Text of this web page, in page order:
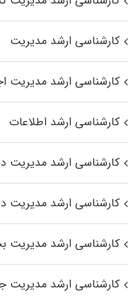
کارشناسی ارشد مدیریت
کارشناسی ارشد مدیریت
کارشناسی ارشد اطلاعات
کارشناسی ارشد مدیریت
کارشناسی ارشد مدیریت
کارشناسی ارشد مدیریت
کارشناسی ارشد مدیریت